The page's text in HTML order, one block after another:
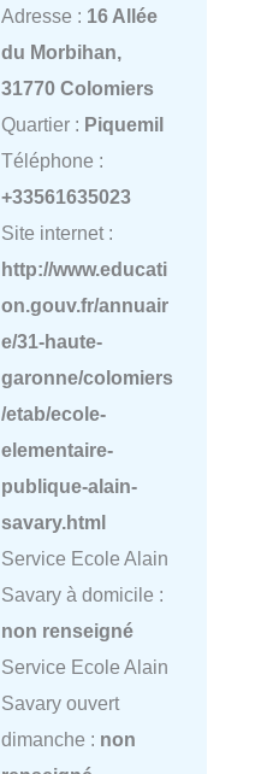
Adresse : 16 Allée
du Morbihan,
31770 Colomiers
Quartier : Piquemil
Téléphone :
+33561635023
Site internet :
http://www.educati
on.gouv.fr/annuair
e/31-haute-
garonne/colomiers
/etab/ecole-
elementaire-
publique-alain-
savary.html
Service Ecole Alain
Savary à domicile :
non renseigné
Service Ecole Alain
Savary ouvert
dimanche : non